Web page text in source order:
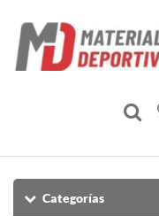
Categorías